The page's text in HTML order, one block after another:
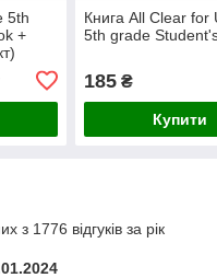
5th
+
Книга All Clear for
5th grade
185₴
Купити
з 1776 відгуків за рік